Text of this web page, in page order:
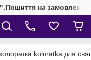
на замовлення
koloratka для